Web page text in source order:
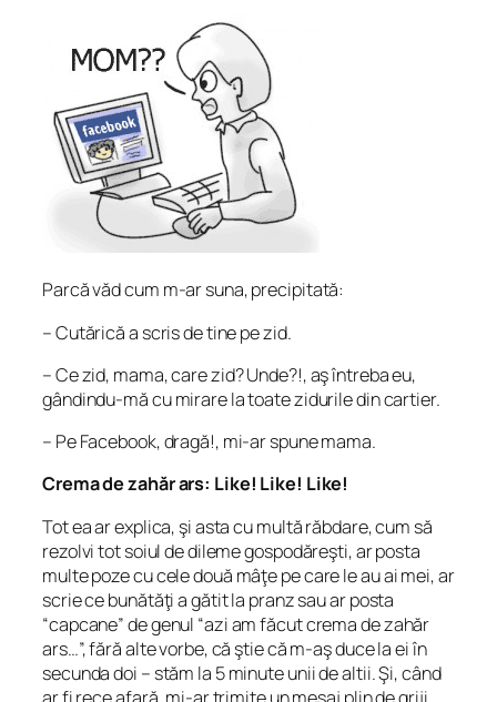
Parcă văd cum m-ar suna, precipitată:
– Cutărică a scris de tine pe zid.
– Ce zid, mama, care zid? Unde?!, aş întreba eu,
gândindu-mă cu mirare la toate zidurile din cartier.
– Pe Facebook, dragă!, mi-ar spune mama.
Crema de zahăr ars: Like! Like! Like!
Tot ea ar explica, şi asta cu multă răbdare, cum să
rezolvi tot soiul de dileme gospodăreşti, ar posta
multe poze cu cele două mâţe pe care le au ai mei, ar
scrie ce bunătăţi a gătit la pranz sau ar posta
“capcane” de genul “azi am făcut crema de zahăr
ars…”, fără alte vorbe, că ştie că m-aş duce la ei în
secunda doi – stăm la 5 minute unii de altii. Şi, când